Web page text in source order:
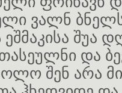
ვალნ
შუა
და
შენ არა